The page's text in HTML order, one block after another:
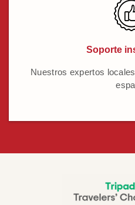
Soporte
Nuestros expertos